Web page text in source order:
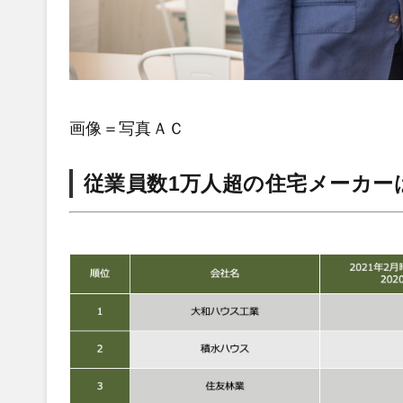
画像＝写真ＡＣ
従業員数1万人超の住宅メーカー